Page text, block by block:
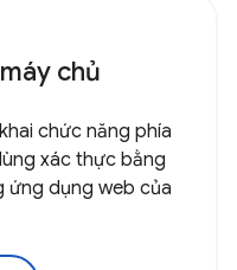
chủ
chức năng phía
xác thực bằng
ứng dụng web của